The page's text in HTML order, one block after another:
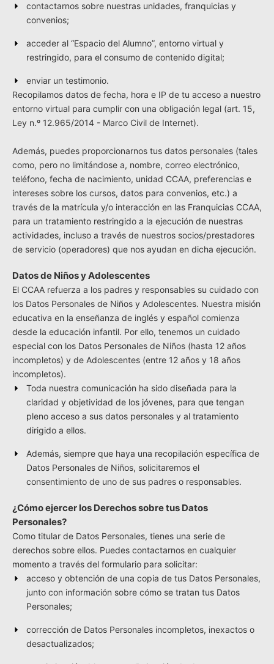
contactarnos sobre nuestras unidades, franquicias y
convenios;
acceder al “Espacio del Alumno”, entorno virtual y
restringido, para el consumo de contenido digital;
enviar un testimonio.
Recopilamos datos de fecha, hora e IP de tu acceso a nuestro
entorno virtual para cumplir con una obligación legal (art. 15,
Ley n.º 12.965/2014 - Marco Civil de Internet).
Además, puedes proporcionarnos tus datos personales (tales
como, pero no limitándose a, nombre, correo electrónico,
teléfono, fecha de nacimiento, unidad CCAA, preferencias e
intereses sobre los cursos, datos para convenios, etc.) a
través de la matrícula y/o interacción en las Franquicias CCAA,
para un tratamiento restringido a la ejecución de nuestras
actividades, incluso a través de nuestros socios/prestadores
de servicio (operadores) que nos ayudan en dicha ejecución.
Datos de Niños y Adolescentes
El CCAA refuerza a los padres y responsables su cuidado con
los Datos Personales de Niños y Adolescentes. Nuestra misión
educativa en la enseñanza de inglés y español comienza
desde la educación infantil. Por ello, tenemos un cuidado
especial con los Datos Personales de Niños (hasta 12 años
incompletos) y de Adolescentes (entre 12 años y 18 años
incompletos).
Toda nuestra comunicación ha sido diseñada para la
claridad y objetividad de los jóvenes, para que tengan
pleno acceso a sus datos personales y al tratamiento
dirigido a ellos.
Además, siempre que haya una recopilación específica de
Datos Personales de Niños, solicitaremos el
consentimiento de uno de sus padres o responsables.
¿Cómo ejercer los Derechos sobre tus Datos
Personales?
Como titular de Datos Personales, tienes una serie de
derechos sobre ellos. Puedes contactarnos en cualquier
momento a través del formulario para solicitar:
acceso y obtención de una copia de tus Datos Personales,
junto con información sobre cómo se tratan tus Datos
Personales;
corrección de Datos Personales incompletos, inexactos o
desactualizados;